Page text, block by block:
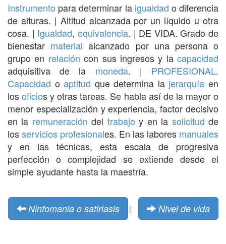
Instrumento para determinar la igualdad o diferencia
de alturas. | Altitud alcanzada por un líquido u otra
cosa. | Igualdad, equivalencia. | DE VIDA. Grado de
bienestar material alcanzado por una persona o
grupo en relación con sus ingresos y la capacidad
adquisitiva de la moneda. | PROFESIONAL.
Capacidad oaptitud que determina la jerarquía en
losoficios y otras tareas. Se habla así de la mayor o
menor especialización y experiencia, factor decisivo
en la remuneración del trabajo y en la solicitud de
losservicios profesionales. En las labores manuales
y en las técnicas, esta escala de progresiva
perfección o complejidad se extiende desde el
simple ayudante hasta la maestría.
Ninfomania o satiriasis | Nivel de vida